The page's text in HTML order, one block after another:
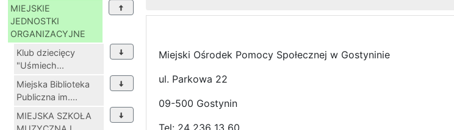
MIEJSKIE
JEDNOSTKI
ORGANIZACYJNE
Klub dziecięcy
"Uśmiech...
Miejska Biblioteka
Publiczna im....
MIEJSKA SZKOŁA
Miejski Ośrodek Pomocy Społecznej w Gostyninie
ul. Parkowa 22
09-500 Gostynin
Tel: 24 236 13 60